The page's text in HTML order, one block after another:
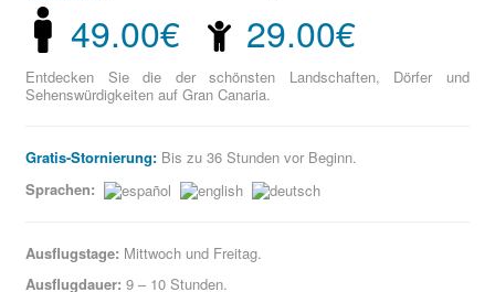
49.00€ 29.00€
Entdecken Sie die der schönsten Landschaften, Dörfer und
Sehenswürdigkeiten auf Gran Canaria.
Gratis-Stornierung: Bis zu 36 Stunden vor Beginn.
Sprachen:
Ausflugstage: Mittwoch und Freitag.
Ausflugdauer: 9 – 10 Stunden.